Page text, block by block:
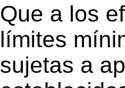
Que a los
límites
sujetas a